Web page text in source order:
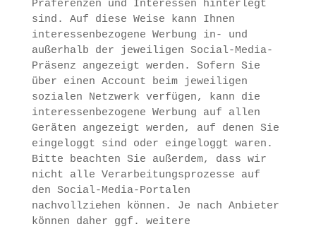
Präferenzen und Interessen hinterlegt
sind. Auf diese Weise kann Ihnen
interessenbezogene Werbung in- und
außerhalb der jeweiligen Social-Media-
Präsenz angezeigt werden. Sofern Sie
über einen Account beim jeweiligen
sozialen Netzwerk verfügen, kann die
interessenbezogene Werbung auf allen
Geräten angezeigt werden, auf denen Sie
eingeloggt sind oder eingeloggt waren.
Bitte beachten Sie außerdem, dass wir
nicht alle Verarbeitungsprozesse auf
den Social-Media-Portalen
nachvollziehen können. Je nach Anbieter
können daher ggf. weitere